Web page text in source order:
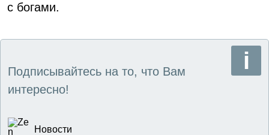
с богами.
Подписывайтесь на то, что Вам
интересно!
Новости